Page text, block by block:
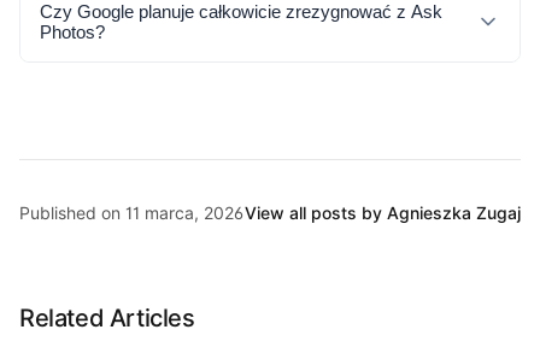
Czy Google planuje całkowicie zrezygnować z Ask
Photos?
Published on 11 marca, 2026View all posts by Agnieszka Zugaj
Related Articles